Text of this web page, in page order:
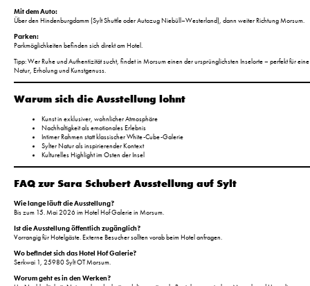
Mit dem Auto:
Über den Hindenburgdamm (Sylt Shuttle oder Autozug Niebüll–Westerland), dann weiter Richtung Morsum.
Parken:
Parkmöglichkeiten befinden sich direkt am Hotel.
Tipp: Wer Ruhe und Authentizität sucht, findet in Morsum einen der ursprünglichsten Inselorte – perfekt für
Natur, Erholung und Kunstgenuss.
Warum sich die Ausstellung lohnt
Kunst in exklusiver, wohnlicher Atmosphäre
Nachhaltigkeit als emotionales Erlebnis
Intimer Rahmen statt klassischer White-Cube-Galerie
Sylter Natur als inspirierender Kontext
Kulturelles Highlight im Osten der Insel
FAQ zur Sara Schubert Ausstellung auf Sylt
Wie lange läuft die Ausstellung?
Bis zum 15. Mai 2026 im Hotel Hof Galerie in Morsum.
Ist die Ausstellung öffentlich zugänglich?
Vorrangig für Hotelgäste. Externe Besucher sollten vorab beim Hotel anfragen.
Wo befindet sich das Hotel Hof Galerie?
Serkwai 1, 25980 Sylt OT Morsum.
Worum geht es in den Werken?